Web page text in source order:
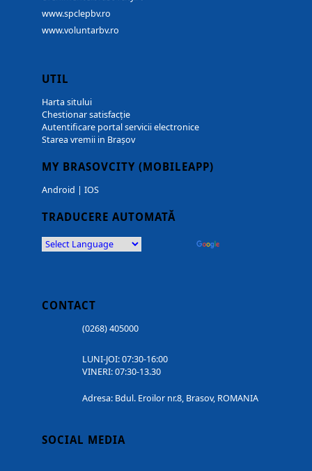
www.spclepbv.ro
www.voluntarbv.ro
UTIL
Harta sitului
Chestionar satisfacție
Autentificare portal servicii electronice
Starea vremii in Brașov
MY BRASOVCITY (MOBILEAPP)
Android | IOS
TRADUCERE AUTOMATĂ
CONTACT
(0268) 405000
LUNI-JOI: 07:30-16:00
VINERI: 07:30-13.30
Adresa: Bdul. Eroilor nr.8, Brasov, ROMANIA
SOCIAL MEDIA